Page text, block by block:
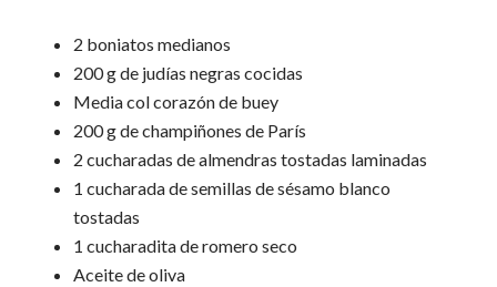
2 boniatos medianos
200 g de judías negras cocidas
Media col corazón de buey
200 g de champiñones de París
2 cucharadas de almendras tostadas laminadas
1 cucharada de semillas de sésamo blanco
tostadas
1 cucharadita de romero seco
Aceite de oliva